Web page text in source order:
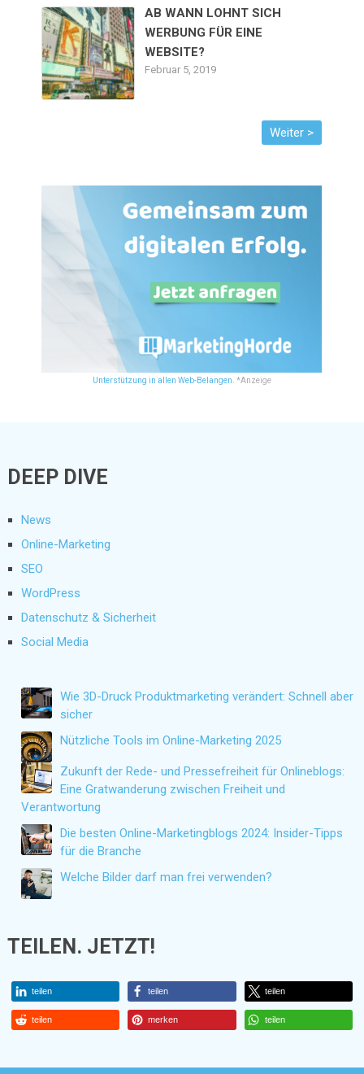
AB WANN LOHNT SICH
WERBUNG FÜR EINE
WEBSITE?
Februar 5, 2019
Unterstützung in allen Web-Belangen. *Anzeige
DEEP DIVE
News
Online-Marketing
SEO
WordPress
Datenschutz & Sicherheit
Social Media
Wie 3D-Druck Produktmarketing verändert: Schnell aber
sicher
Nützliche Tools im Online-Marketing 2025
Zukunft der Rede- und Pressefreiheit für Onlineblogs:
Eine Gratwanderung zwischen Freiheit und
Verantwortung
Die besten Online-Marketingblogs 2024: Insider-Tipps
für die Branche
Welche Bilder darf man frei verwenden?
TEILEN. JETZT!
teilen teilen teilen
teilen merken teilen